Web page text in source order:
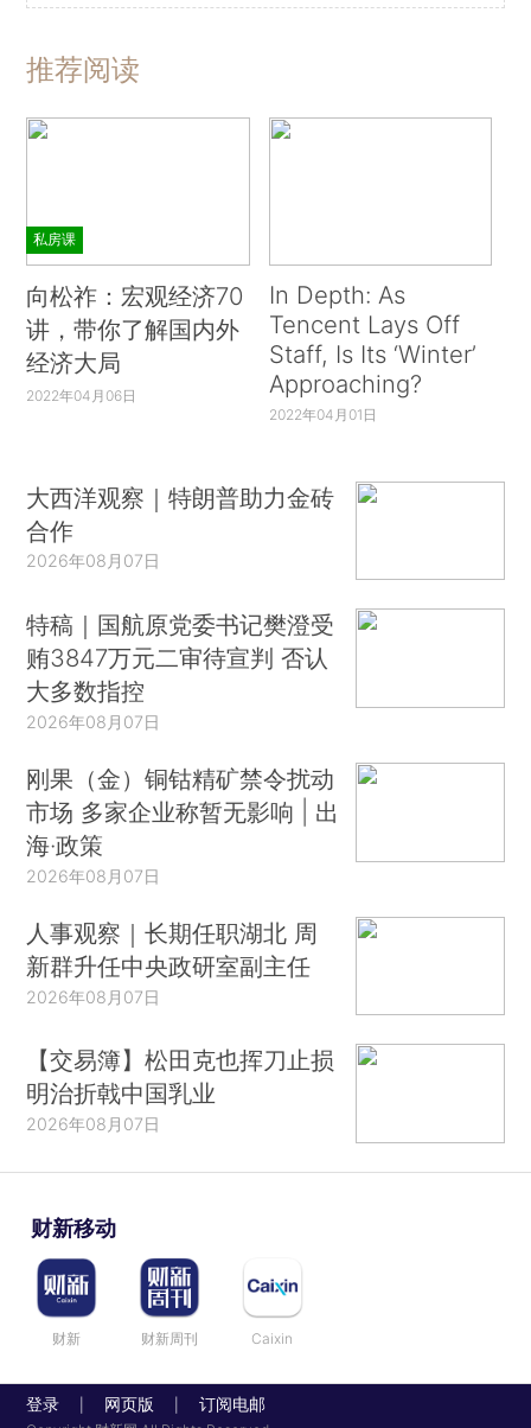
推荐阅读
私房课
向松祚：宏观经济70
讲，带你了解国内外
经济大局
2022年04月06日
In Depth: As
Tencent Lays Off
Staff, Is Its ‘Winter’
Approaching?
2022年04月01日
大西洋观察｜特朗普助力金砖
合作
2026年08月07日
特稿｜国航原党委书记樊澄受
贿3847万元二审待宣判 否认
大多数指控
2026年08月07日
刚果（金）铜钴精矿禁令扰动
市场 多家企业称暂无影响 | 出
海·政策
2026年08月07日
人事观察｜长期任职湖北 周
新群升任中央政研室副主任
2026年08月07日
【交易簿】松田克也挥刀止损
明治折戟中国乳业
2026年08月07日
财新移动
财新 财新周刊 Caixin
登录 网页版 订阅电邮